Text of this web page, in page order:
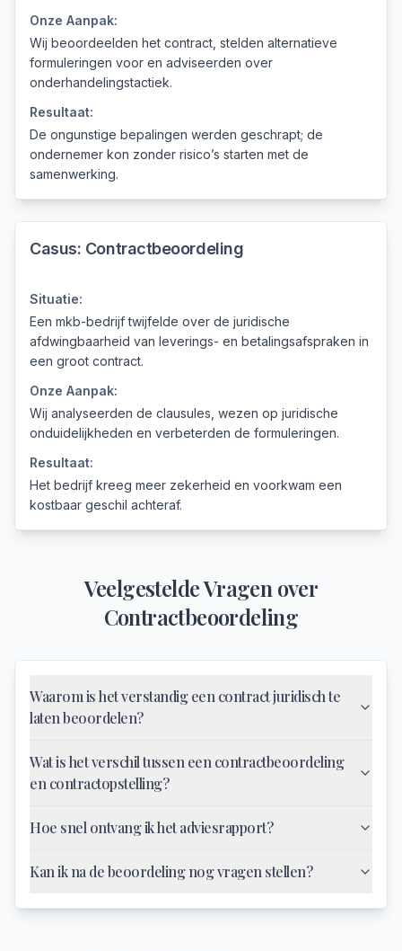
Onze Aanpak:
Wij beoordeelden het contract, stelden alternatieve
formuleringen voor en adviseerden over
onderhandelingstactiek.
Resultaat:
De ongunstige bepalingen werden geschrapt; de
ondernemer kon zonder risico’s starten met de
samenwerking.
Casus: Contractbeoordeling
Situatie:
Een mkb-bedrijf twijfelde over de juridische
afdwingbaarheid van leverings- en betalingsafspraken in
een groot contract.
Onze Aanpak:
Wij analyseerden de clausules, wezen op juridische
onduidelijkheden en verbeterden de formuleringen.
Resultaat:
Het bedrijf kreeg meer zekerheid en voorkwam een
kostbaar geschil achteraf.
Veelgestelde Vragen over
Contractbeoordeling
Waarom is het verstandig een contract juridisch te
laten beoordelen?
Wat is het verschil tussen een contractbeoordeling
en contractopstelling?
Hoe snel ontvang ik het adviesrapport?
Kan ik na de beoordeling nog vragen stellen?